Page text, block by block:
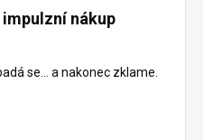
nákup
se… a nakonec zklame.